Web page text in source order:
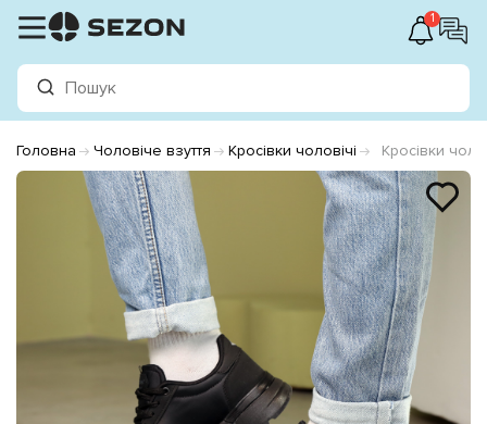
1
Головна Чоловіче взуття Кросівки чоловічі Кросівки